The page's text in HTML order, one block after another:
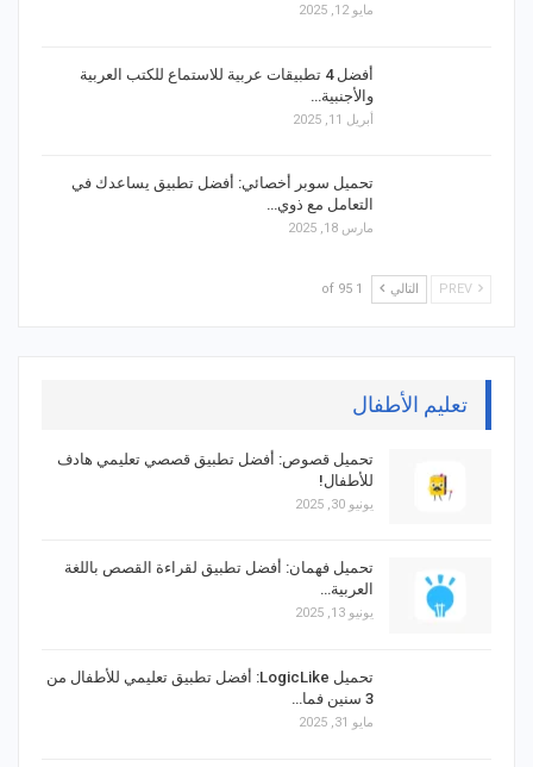
مايو 12, 2025
أفضل 4 تطبيقات عربية للاستماع للكتب العربية
والأجنبية…
أبريل 11, 2025
تحميل سوبر أخصائي: أفضل تطبيق يساعدك في
التعامل مع ذوي…
مارس 18, 2025
التالي 1 of 95
تعليم الأطفال
تحميل قصوص: أفضل تطبيق قصصي تعليمي هادف
للأطفال!
يونيو 30, 2025
تحميل فهمان: أفضل تطبيق لقراءة القصص باللغة
العربية…
يونيو 13, 2025
تحميل LogicLike: أفضل تطبيق تعليمي للأطفال من
3 سنين فما…
مايو 31, 2025